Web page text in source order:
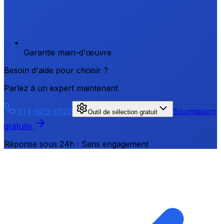
Garantie main-d'œuvre
Besoin d'aide pour choisir ?
Parlez à un expert maintenant
514-609-6622 Outil de sélection gratuit
Soumission
gratuite
Réponse sous 24h · Sans engagement